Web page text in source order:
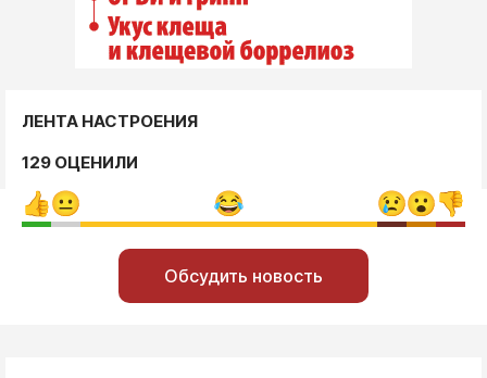
ЛЕНТА НАСТРОЕНИЯ
129 ОЦЕНИЛИ
Обсудить новость